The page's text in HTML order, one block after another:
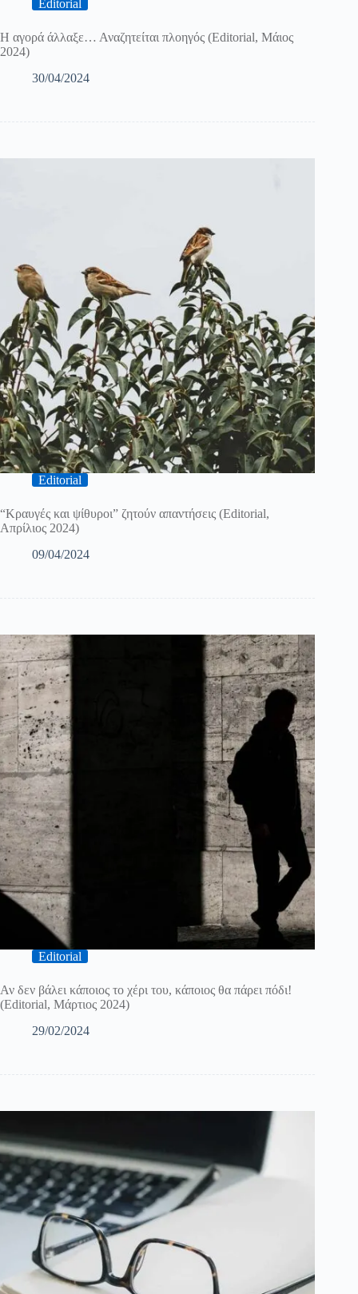
Editorial
Η αγορά άλλαξε… Αναζητείται πλοηγός (Editorial, Μάιος
2024)
30/04/2024
Editorial
“Κραυγές και ψίθυροι” ζητούν απαντήσεις (Editorial,
Απρίλιος 2024)
09/04/2024
Editorial
Αν δεν βάλει κάποιος το χέρι του, κάποιος θα πάρει πόδι!
(Editorial, Μάρτιος 2024)
29/02/2024